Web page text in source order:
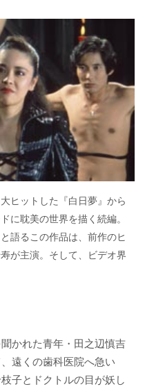
ヒットした『白日夢』から
に耽美の世界を描く続編。
語るこの作品は、前作のヒ
が主演。そして、ビデオ界
かれた青年・田之辺慎吉
遠くの歯科医院へ急い
子とドクトルの目が妖し